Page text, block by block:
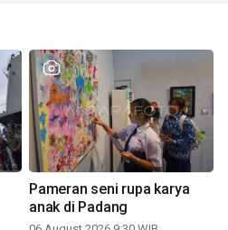
Pameran seni rupa karya
anak di Padang